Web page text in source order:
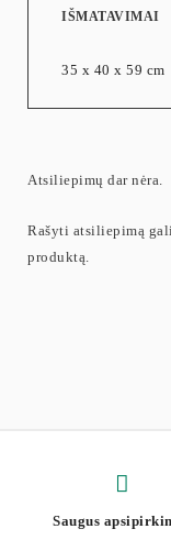
IŠMATAVIMAI
35 x 40 x 59 cm
Atsiliepimų dar nėra.
Rašyti atsiliepimą
produktą.
Saugus